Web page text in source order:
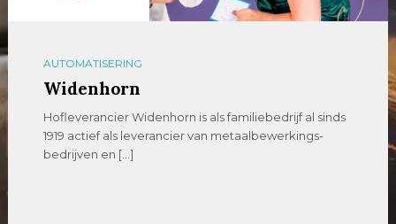
AUTOMATISERING
Widenhorn
Hofleverancier Widenhorn is als familiebedrijf al sinds
1919 actief als leverancier van metaalbewerkings-
bedrijven en […]